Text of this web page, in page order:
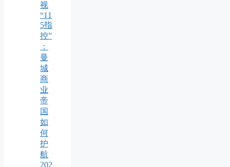
视
“11
5指
控”
：
曼
城
商
业
帝
国
如
何
护
航
202